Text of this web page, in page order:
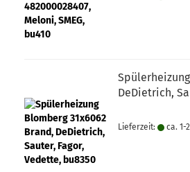
DeDietrich,
Lieferzeit: ca. 1-